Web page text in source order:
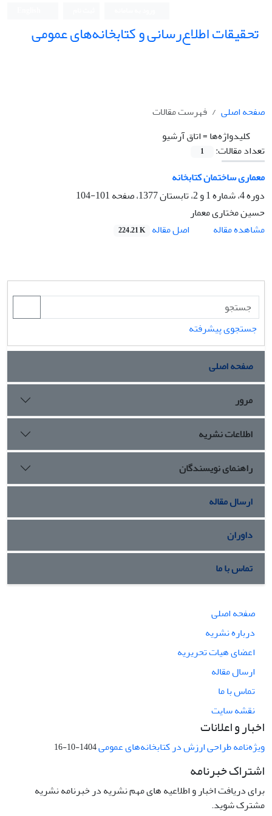
تحقیقات اطلاع‌رسانی و کتابخانه‌های عمومی
صفحه اصلی
فهرست مقالات
کلیدواژه‌ها =اتاق آرشیو
تعداد مقالات:
1
معماری ساختمان کتابخانه
دوره 4، شماره 1 و 2، تابستان 1377، صفحه
101-104
حسین مختاری معمار
مشاهده مقاله
اصل مقاله 224.21 K
جستجوی پیشرفته
صفحه اصلی
مرور
اطلاعات نشریه
راهنمای نویسندگان
ارسال مقاله
داوران
تماس با ما
صفحه اصلی
درباره نشریه
اعضای هیات تحریریه
ارسال مقاله
تماس با ما
نقشه سایت
اخبار و اعلانات
ویژه‌نامه طراحی ارزش در کتابخانه‌های عمومی1404-10-16
اشتراک خبرنامه
برای دریافت اخبار و اطلاعیه های مهم نشریه در خبرنامه نشریه
مشترک شوید.